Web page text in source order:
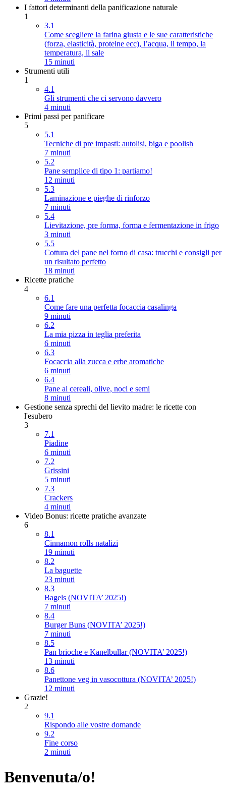
I fattori determinanti della panificazione naturale
1
3.1
Come scegliere la farina giusta e le sue caratteristiche
(forza, elasticità, proteine ecc), l’acqua, il tempo, la
temperatura, il sale
15 minuti
Strumenti utili
1
4.1
Gli strumenti che ci servono davvero
4 minuti
Primi passi per panificare
5
5.1
Tecniche di pre impasti: autolisi, biga e poolish
7 minuti
5.2
Pane semplice di tipo 1: partiamo!
12 minuti
5.3
Laminazione e pieghe di rinforzo
7 minuti
5.4
Lievitazione, pre forma, forma e fermentazione in frigo
3 minuti
5.5
Cottura del pane nel forno di casa: trucchi e consigli per
un risultato perfetto
18 minuti
Ricette pratiche
4
6.1
Come fare una perfetta focaccia casalinga
9 minuti
6.2
La mia pizza in teglia preferita
6 minuti
6.3
Focaccia alla zucca e erbe aromatiche
6 minuti
6.4
Pane ai cereali, olive, noci e semi
8 minuti
Gestione senza sprechi del lievito madre: le ricette con
l'esubero
3
7.1
Piadine
6 minuti
7.2
Grissini
5 minuti
7.3
Crackers
4 minuti
Video Bonus: ricette pratiche avanzate
6
8.1
Cinnamon rolls natalizi
19 minuti
8.2
La baguette
23 minuti
8.3
Bagels (NOVITA’ 2025!)
7 minuti
8.4
Burger Buns (NOVITA’ 2025!)
7 minuti
8.5
Pan brioche e Kanelbullar (NOVITA’ 2025!)
13 minuti
8.6
Panettone veg in vasocottura (NOVITA’ 2025!)
12 minuti
Grazie!
2
9.1
Rispondo alle vostre domande
9.2
Fine corso
2 minuti
Benvenuta/o!